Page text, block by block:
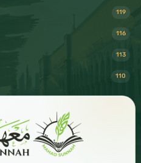
119
116
113
110